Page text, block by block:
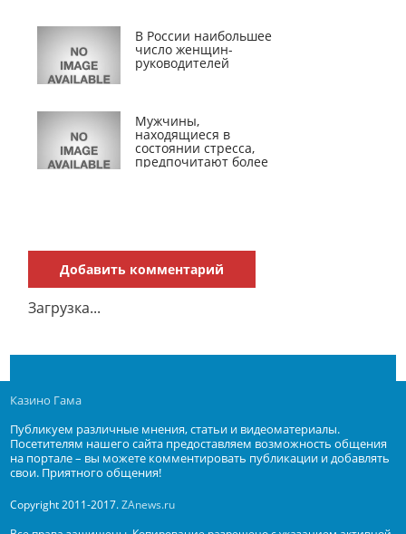
В России наибольшее
число женщин-
руководителей
Мужчины,
находящиеся в
состоянии стресса,
предпочитают более
Добавить комментарий
Загрузка...
Казино Гама
Публикуем различные мнения, статьи и видеоматериалы.
Посетителям нашего сайта предоставляем возможность общения
на портале – вы можете комментировать публикации и добавлять
свои. Приятного общения!
Copyright 2011-2017.ZAnews.ru